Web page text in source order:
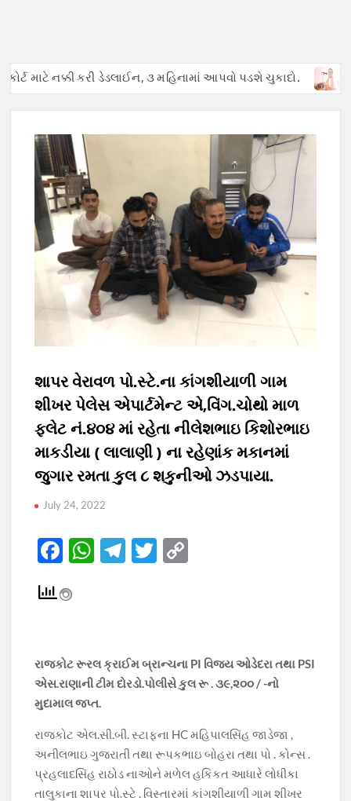
માટે નક્કી કરી ડેડલાઈન, ૩ મહિનામાં આપવો પડશે ચુકાદો.
શાપર વેરાવળ પો.સ્ટે.ના કાંગશીયાળી ગામ
શીખર પેલેસ એપાર્ટમેન્ટ એ,વિંગ.ચોથો માળ
ફ્લેટ નં.૪૦૪ માં રહેતા નીલેશભાઇ કિશોરભાઇ
માકડીયા ( લાલાણી ) ના રહેણાંક મકાનમાં
જુગાર રમતા કુલ ૮ શકુનીઓ ઝડપાયા.
July 24, 2022
F
e
o
o
k
W
p
p
T
a
m
T
Li
n
રાજકોટ રૂરલ ક્રાઈમ બ્રાન્ચના PI વિજય ઓડેદરા તથા PSI
એસ.રાણાની ટીમ દોરડો.પોલીસે કુલ રૂ . ૩૯,૨૦૦ / -નો
મુદામાલ જપ્ત.
રાજકોટ એલ.સી.બી. સ્ટાફના HC મહિપાલસિંહ જાડેજા ,
અનીલભાઇ ગુજરાતી તથા રૂપકભાઇ બોહરા તથા પો . કોન્સ .
પ્રહલાદસિંહ રાઠોડ નાઓને મળેલ હકિકત આધારે લોધીકા
તાલુકાના શાપર પો.સ્ટે . વિસ્તારમાં કાંગશીયાળી ગામ શીખર